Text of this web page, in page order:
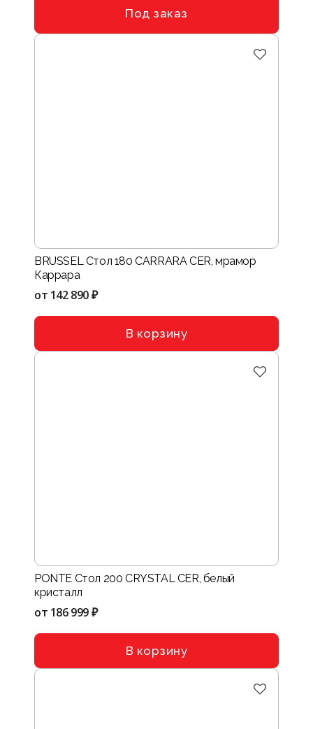
Под заказ
BRUSSEL Стол 180 CARRARA CER, мрамор
Каррара
от 142 890 ₽
В корзину
PONTE Стол 200 CRYSTAL CER, белый
кристалл
от 186 999 ₽
В корзину